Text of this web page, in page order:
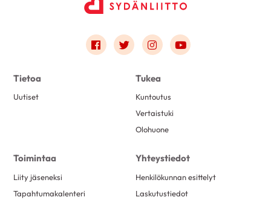
Link to facebook
Link to twitter
Link to instagram
Link to youtube
Tietoa
Uutiset
Tukea
Kuntoutus
Vertaistuki
Olohuone
Toimintaa
Liity jäseneksi
Tapahtumakalenteri
Yhteystiedot
Henkilökunnan esittelyt
Laskutustiedot